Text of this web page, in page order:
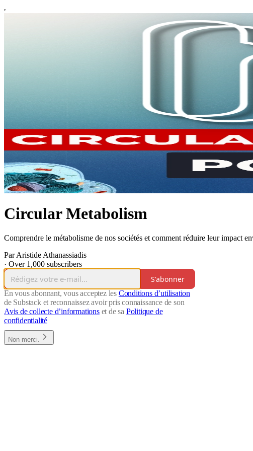
Circular Metabolism
Comprendre le métabolisme de nos sociétés et comment réduire leur impact
Par Aristide Athanassiadis
· Over 1,000 subscribers
S'abonner
En vous abonnant, vous acceptez les Conditions d’utilisation
de Substack et reconnaissez avoir pris connaissance de son
Avis de collecte d’informationset de sa Politique de
confidentialité
Non merci.